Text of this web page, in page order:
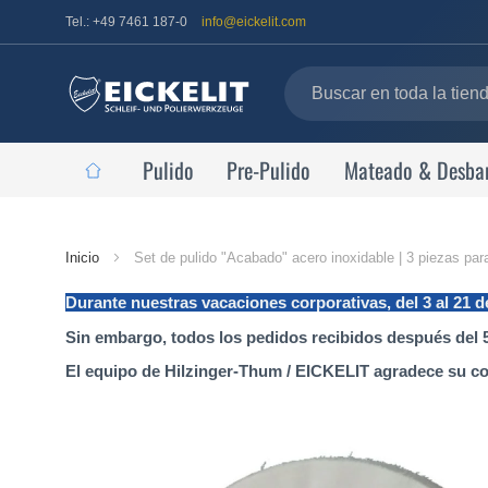
Tel.: +49 7461 187-0 info@eickelit.com
inicio
Pulido Pre-Pulido Mateado &
Inicio Set de pulido "Acabado" acero inoxidable | 3 piezas
Durante nuestras vacaciones corporativas, del 3 al 21
Sin embargo, todos los pedidos recibidos después del
El equipo de Hilzinger-Thum / EICKELIT agradece su